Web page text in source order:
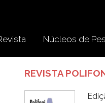
Núcleos de
REVISTA